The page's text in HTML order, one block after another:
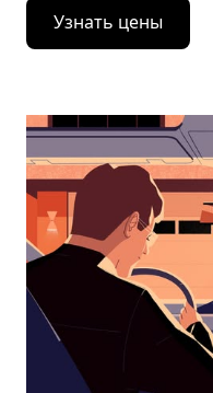
Нажмите
стрелку
вниз,
календарю
выбрать
дату.
Чтобы
закрыть
календарь,
нажмите
Esc.
Узнать цены